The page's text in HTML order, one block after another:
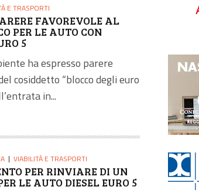
E TRASPORTI
FAVOREVOLE AL
PER LE AUTO CON
5
ha espresso parere
cosiddetto “blocco degli euro
in...
VIABILITÀ E TRASPORTI
PER RINVIARE DI UN
LE AUTO DIESEL EURO 5